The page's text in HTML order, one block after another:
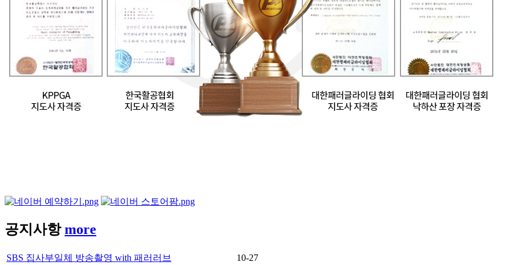
공지사항more
SBS 집사부일체 방송촬영 with 패러러브
10-27